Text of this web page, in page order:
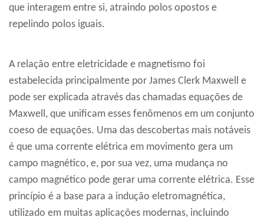
que interagem entre si, atraindo polos opostos e
repelindo polos iguais.
A relação entre eletricidade e magnetismo foi
estabelecida principalmente por James Clerk Maxwell e
pode ser explicada através das chamadas equações de
Maxwell, que unificam esses fenômenos em um conjunto
coeso de equações. Uma das descobertas mais notáveis
é que uma corrente elétrica em movimento gera um
campo magnético, e, por sua vez, uma mudança no
campo magnético pode gerar uma corrente elétrica. Esse
princípio é a base para a indução eletromagnética,
utilizado em muitas aplicações modernas, incluindo